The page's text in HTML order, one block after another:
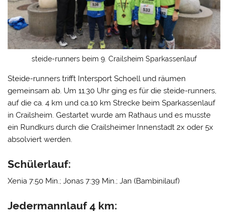
steide-runners beim 9. Crailsheim Sparkassenlauf
Steide-runners trifft Intersport Schoell und räumen
gemeinsam ab. Um 11.30 Uhr ging es für die steide-runners,
auf die ca. 4 km und ca.10 km Strecke beim Sparkassenlauf
in Crailsheim. Gestartet wurde am Rathaus und es musste
ein Rundkurs durch die Crailsheimer Innenstadt 2x oder 5x
absolviert werden.
Schülerlauf:
Xenia 7:50 Min.; Jonas 7:39 Min.; Jan (Bambinilauf)
Jedermannlauf 4 km: